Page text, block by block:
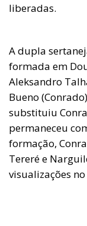
liberadas.
A dupla
formada em
Aleksandro
Bueno
substituiu
permaneceu
formação,
Tereré e
visualizações